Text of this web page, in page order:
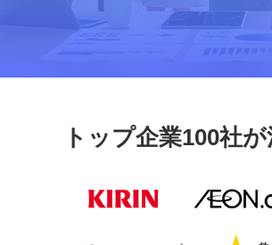
トップ企業100社